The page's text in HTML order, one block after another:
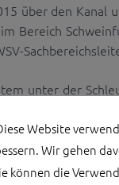
über den Kanal
im Bereich
unter der
Seenland auch
Josef Strauß
Raum ist der
Website
Wir gehen
können die